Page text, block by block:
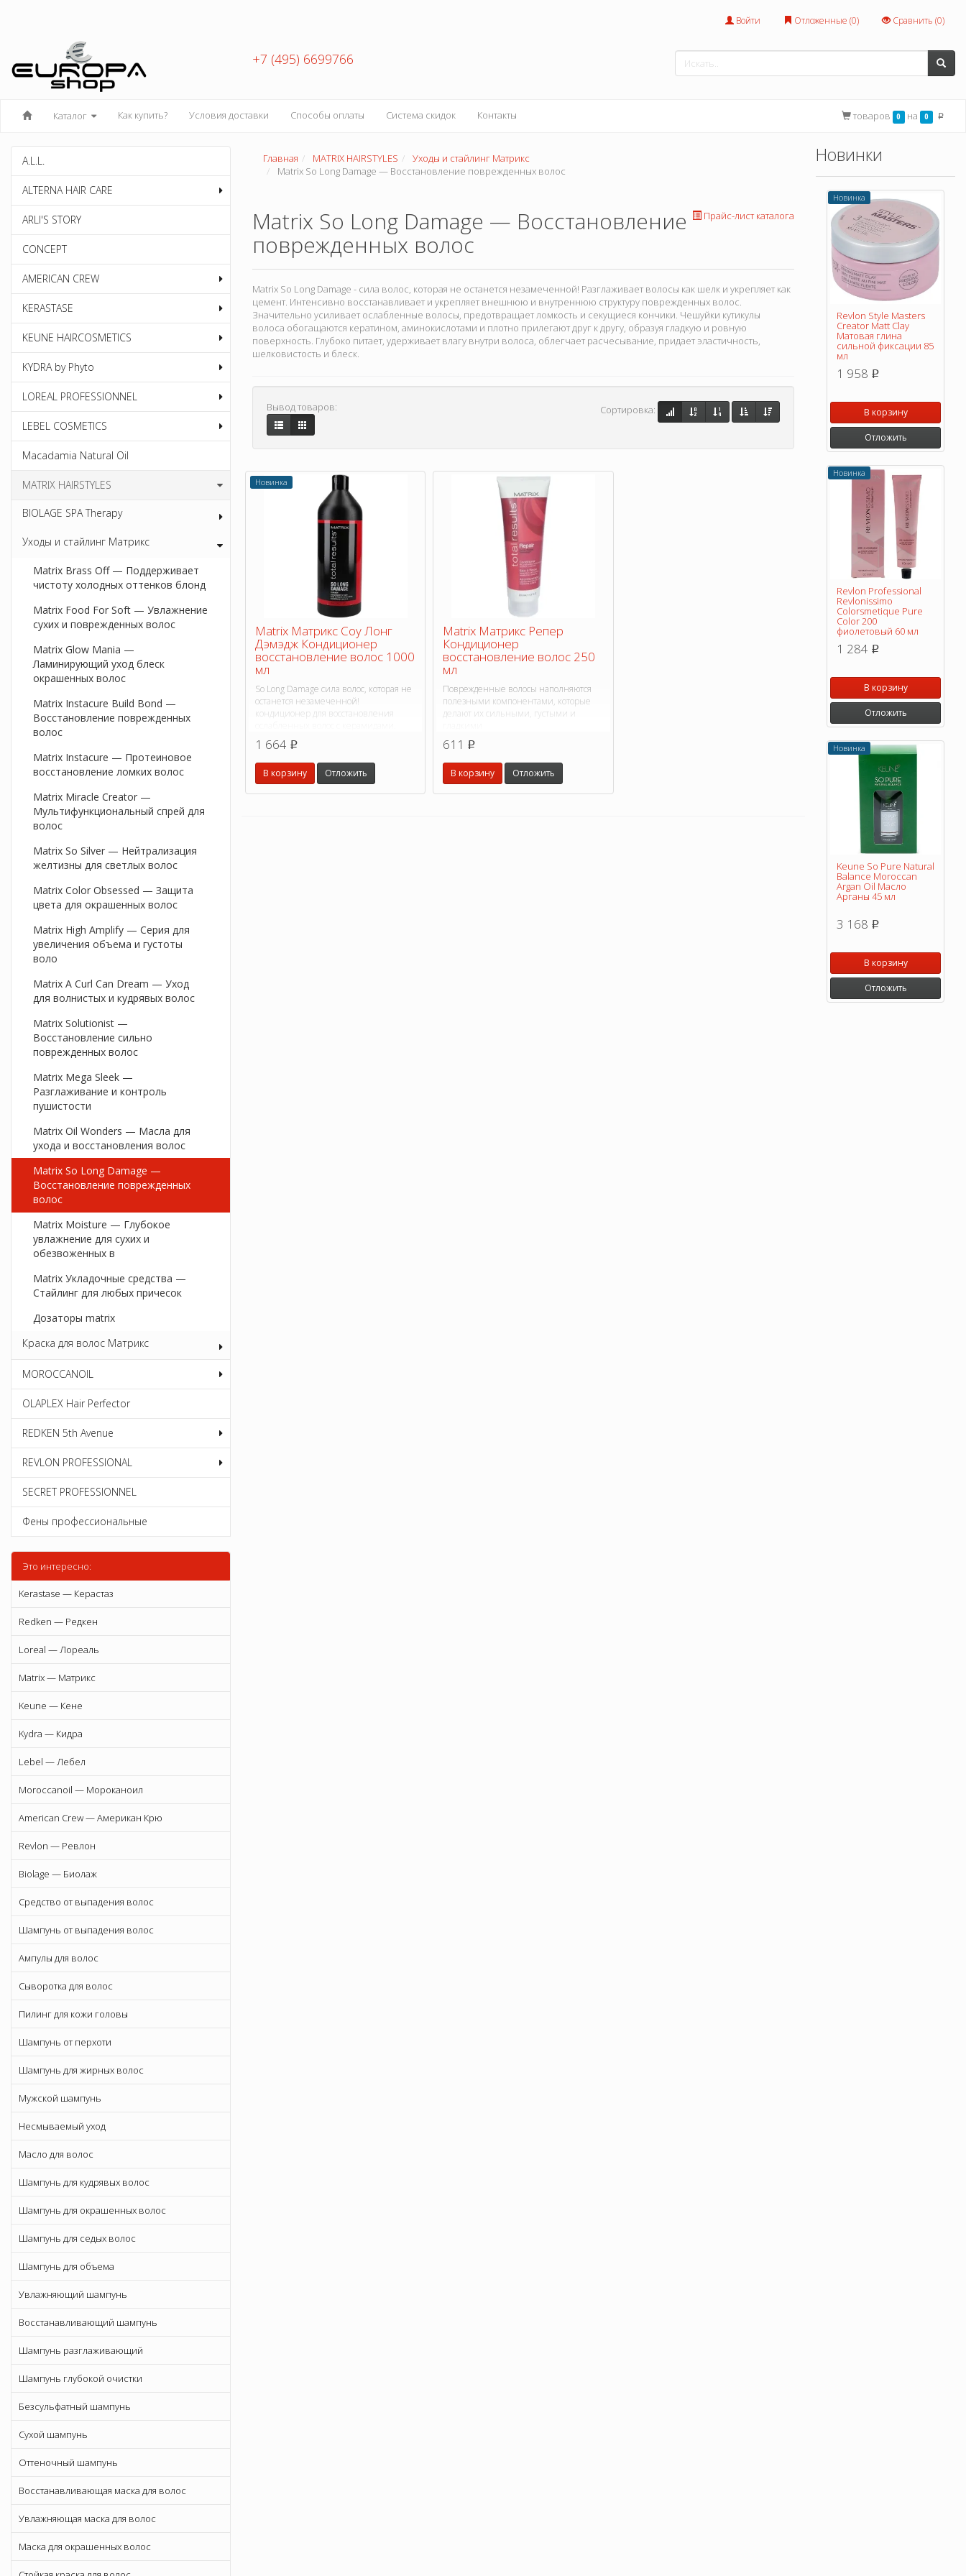
Войти Отложенные (0) Сравнить (0)
+7 (495) 6699766
Каталог Как купить? Условия доставки Способы оплаты Система скидок Контакты товаров 0 на 0 p
A.L.L.
ALTERNA HAIR CARE
ARLI'S STORY
CONCEPT
AMERICAN CREW
KERASTASE
KEUNE HAIRCOSMETICS
KYDRA by Phyto
LOREAL PROFESSIONNEL
LEBEL COSMETICS
Macadamia Natural Oil
MATRIX HAIRSTYLES
BIOLAGE SPA Therapy
Уходы и стайлинг Матрикс
Matrix Brass Off — Поддерживает
чистоту холодных оттенков блонд
Matrix Food For Soft — Увлажнение
сухих и поврежденных волос
Matrix Glow Mania —
Ламинирующий уход блеск
окрашенных волос
Matrix Instacure Build Bond —
Восстановление поврежденных
волос
Matrix Instacure — Протеиновое
восстановление ломких волос
Matrix Miracle Creator —
Мультифункциональный спрей для
волос
Matrix So Silver — Нейтрализация
желтизны для светлых волос
Matrix Color Obsessed — Защита
цвета для окрашенных волос
Matrix High Amplify — Серия для
увеличения объема и густоты
воло
Matrix A Curl Can Dream — Уход
для волнистых и кудрявых волос
Matrix Solutionist —
Восстановление сильно
поврежденных волос
Matrix Mega Sleek —
Разглаживание и контроль
пушистости
Matrix Oil Wonders — Масла для
ухода и восстановления волос
Matrix So Long Damage —
Восстановление поврежденных
волос
Matrix Moisture — Глубокое
увлажнение для сухих и
обезвоженных в
Matrix Укладочные средства —
Стайлинг для любых причесок
Дозаторы matrix
Краска для волос Матрикс
MOROCCANOIL
OLAPLEX Hair Perfector
REDKEN 5th Avenue
REVLON PROFESSIONAL
SECRET PROFESSIONNEL
Фены профессиональные
Это интересно:
Kerastase — Керастаз
Redken — Редкен
Loreal — Лореаль
Matrix — Матрикс
Keune — Кене
Kydra — Кидра
Lebel — Лебел
Moroccanoil — Мороканоил
American Crew — Американ Крю
Revlon — Ревлон
Biolage — Биолаж
Средство от выпадения волос
Шампунь от выпадения волос
Ампулы для волос
Сыворотка для волос
Пилинг для кожи головы
Шампунь от перхоти
Шампунь для жирных волос
Мужской шампунь
Несмываемый уход
Масло для волос
Шампунь для кудрявых волос
Шампунь для окрашенных волос
Шампунь для седых волос
Шампунь для объема
Увлажняющий шампунь
Восстанавливающий шампунь
Шампунь разглаживающий
Шампунь глубокой очистки
Безсульфатный шампунь
Сухой шампунь
Оттеночный шампунь
Восстанавливающая маска для волос
Увлажняющая маска для волос
Маска для окрашенных волос
Главная MATRIX HAIRSTYLES
Уходы и стайлинг Матрикс
Matrix So Long Damage — Восстановление поврежденных волос
Прайс-лист каталога
Matrix So Long Damage — Восстановление
поврежденных волос
Matrix So Long Damage - сила волос, которая не останется незамеченной! Разглаживает волосы как шелк и укрепляет как
цемент. Интенсивно восстанавливает и укрепляет внешнюю и внутреннюю структуру поврежденных волос.
Значительно усиливает ослабленные волосы, предотвращает ломкость и секущиеся кончики. Чешуйки кутикулы
волоса обогащаются кератином, аминокислотами и плотно прилегают друг к другу, образуя гладкую и ровную
поверхность. Глубоко питает, удерживает влагу внутри волоса, облегчает расчесывание, придает эластичность,
шелковистость и блеск.
Вывод товаров: Сортировка:
Новинка
Matrix Матрикс Соу Лонг
Дэмэдж Кондиционер
восстановление волос 1000
мл
So Long Damage сила волос, которая не
останется незамеченной!
кондиционер для восстановления
1 664 p
В корзину Отложить
Matrix Матрикс Репер
Кондиционер
восстановление волос 250
мл
Поврежденные волосы наполняются
полезными компонентами, которые
делают их сильными, густыми и
611 p
В корзину Отложить
Новинки
Новинка
Revlon Style Masters
Creator Matt Clay
Матовая глина
сильной фиксации 85
мл
1 958 p
В корзину
Отложить
Новинка
Revlon Professional
Revlonissimo
Colorsmetique Pure
Color 200
фиолетовый 60 мл
1 284 p
В корзину
Отложить
Новинка
Keune So Pure Natural
Balance Moroccan
Argan Oil Масло
Арганы 45 мл
3 168 p
В корзину
Отложить